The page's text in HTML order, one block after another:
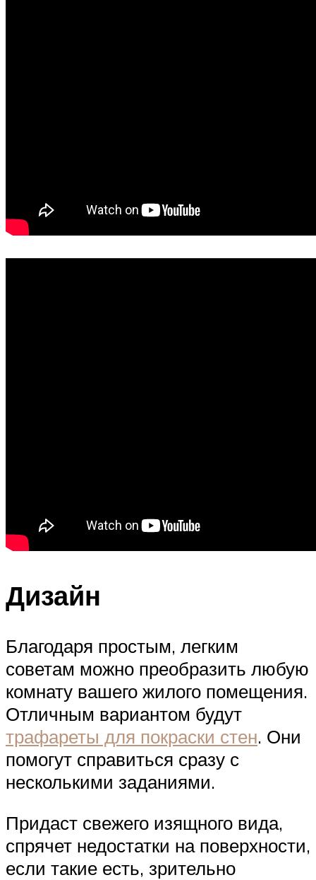
Дизайн
Благодаря простым, легким
советам можно преобразить любую
комнату вашего жилого помещения.
Отличным вариантом будут
трафареты для покраски стен. Они
помогут справиться сразу с
несколькими заданиями.
Придаст свежего изящного вида,
спрячет недостатки на поверхности,
если такие есть, зрительно